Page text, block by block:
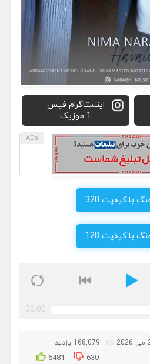
اینستاگرام فیس
1 موزیک
با کیفیت 320
با کیفیت 128
00:00
168,079 بازدید
6481 630